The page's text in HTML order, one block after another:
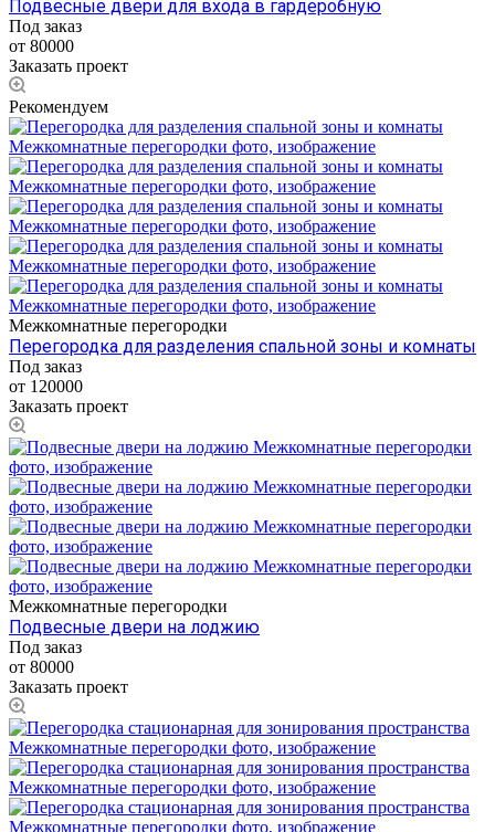
Подвесные двери для входа в гардеробную
Под заказ
от 80000
Заказать проект
Рекомендуем
Межкомнатные перегородки
Перегородка для разделения спальной зоны и комнаты
Под заказ
от 120000
Заказать проект
Межкомнатные перегородки
Подвесные двери на лоджию
Под заказ
от 80000
Заказать проект